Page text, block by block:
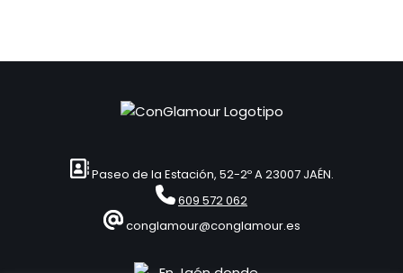
Paseo de la Estación, 52-2º A 23007 JAÉN.
609 572 062
conglamour@conglamour.es